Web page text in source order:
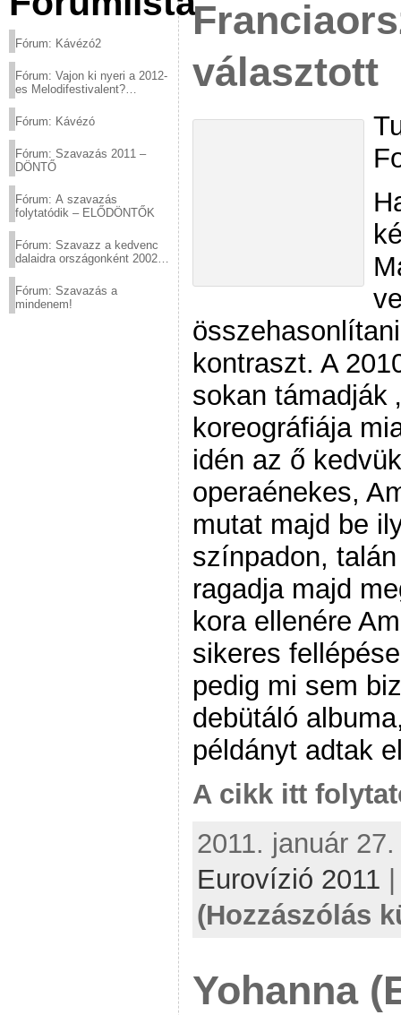
Fórum: Kávézó2
Fórum: Vajon ki nyeri a 2012-
es Melodifestivalent?
Fórum: Kávézó
Fórum: Szavazás 2011 –
DÖNTŐ
Fórum: A szavazás
folytatódik – ELŐDÖNTŐK
Fórum: Szavazz a kedvenc
dalaidra országonként 2002
Fórum: Szavazás a
mindenem!
választott
kontraszt. A
sokan támadják
koreográfiája
idén az ő
operaénekes,
mutat majd be
színpadon,
ragadja majd
kora ellenére
sikeres
pedig mi sem
debütáló
példányt adtak
A cikk itt
2011. január
Eurovízió 2011
(Hozzászólás
Yohanna